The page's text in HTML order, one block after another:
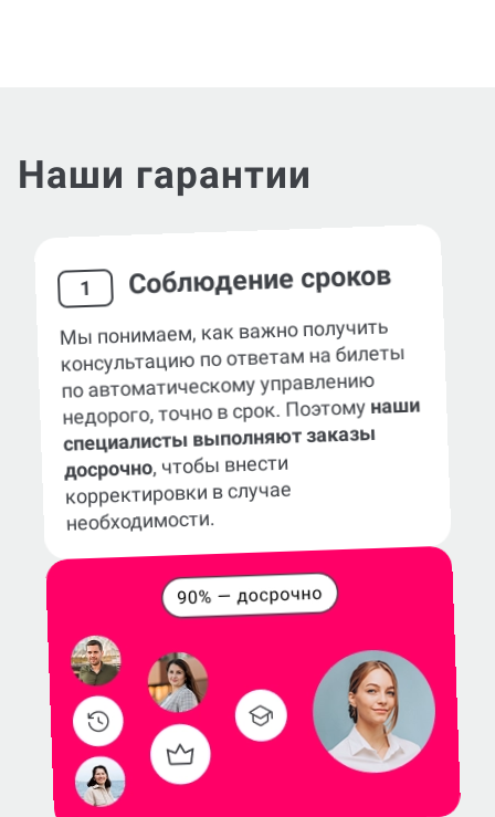
Наши гарантии
1 Соблюдение сроков
Мы понимаем, как важно получить
консультацию по ответам на билеты
по автоматическому управлению
недорого, точно в срок. Поэтому наши
специалисты выполняют заказы
досрочно, чтобы внести
корректировки в случае
необходимости.